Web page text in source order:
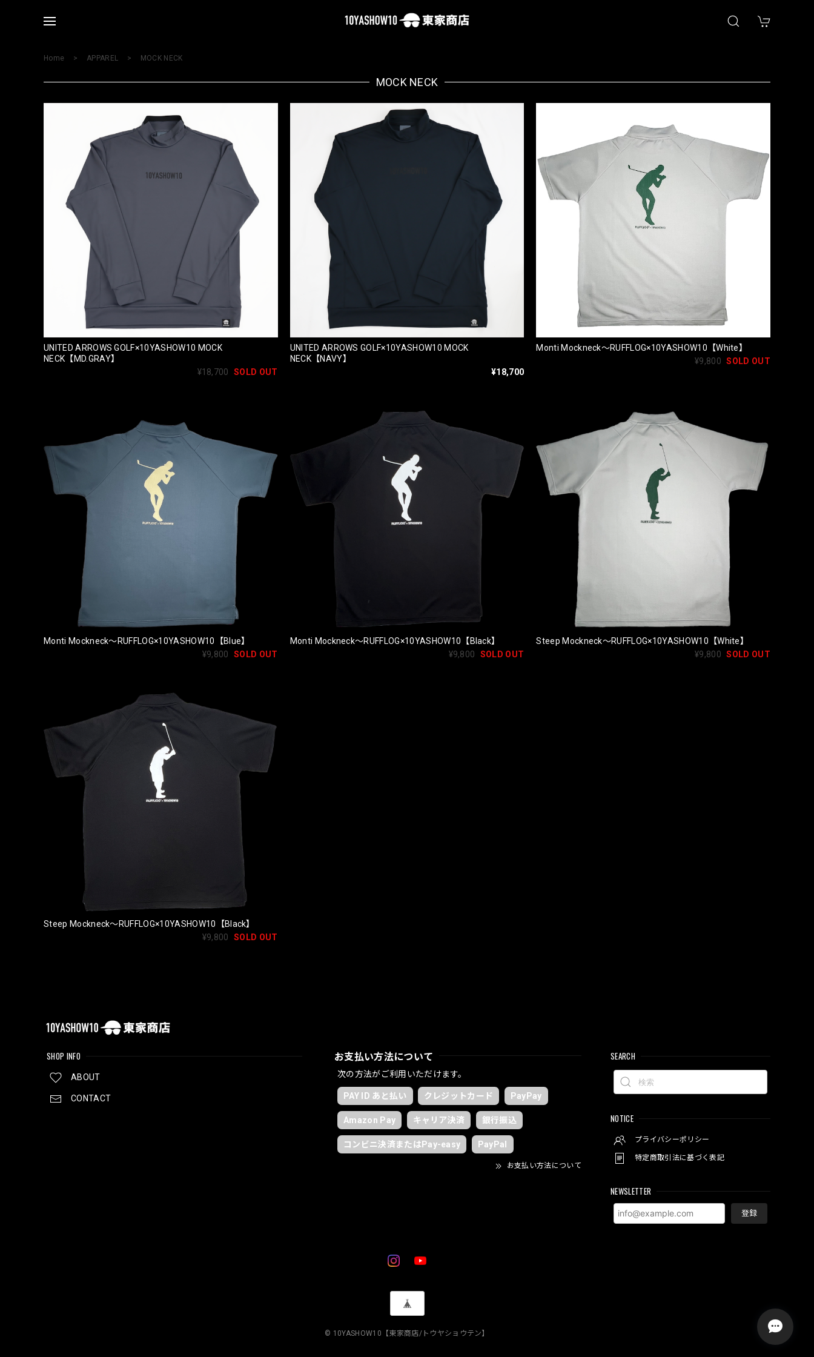
Home APPAREL MOCK NECK
MOCK NECK
UNITED ARROWS GOLF×10YASHOW10 MOCK
NECK【MD.GRAY】
¥18,700
SOLD OUT
UNITED ARROWS GOLF×10YASHOW10 MOCK
NECK【NAVY】
¥18,700
Monti Mockneck〜RUFFLOG×10YASHOW10【White】
¥9,800 SOLD OUT
Monti Mockneck〜RUFFLOG×10YASHOW10【Blue】
¥9,800
SOLD OUT
Monti Mockneck〜RUFFLOG×10YASHOW10【Black】
¥9,800
SOLD OUT
Steep Mockneck〜RUFFLOG×10YASHOW10【White】
¥9,800 SOLD OUT
Steep Mockneck〜RUFFLOG×10YASHOW10【Black】
¥9,800
SOLD OUT
SHOP INFO
ABOUT
CONTACT
お支払い方法について
次の方法がご利用いただけます。
PAY ID あと払い クレジットカード PayPay
Amazon Pay キャリア決済 銀行振込
コンビニ決済またはPay-easy PayPal
お支払い方法について
SEARCH
NOTICE
プライバシーポリシー
特定商取引法に基づく表記
NEWSLETTER
登録
© 10YASHOW10【東家商店/トウヤショウテン】